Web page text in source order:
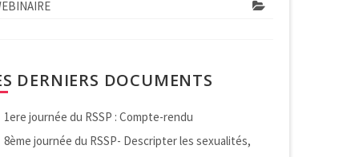
DERNIERS DOCUMENTS
1ere journée du RSSP : Compte-rendu
8ème journée du RSSP- Descripter les sexualités,